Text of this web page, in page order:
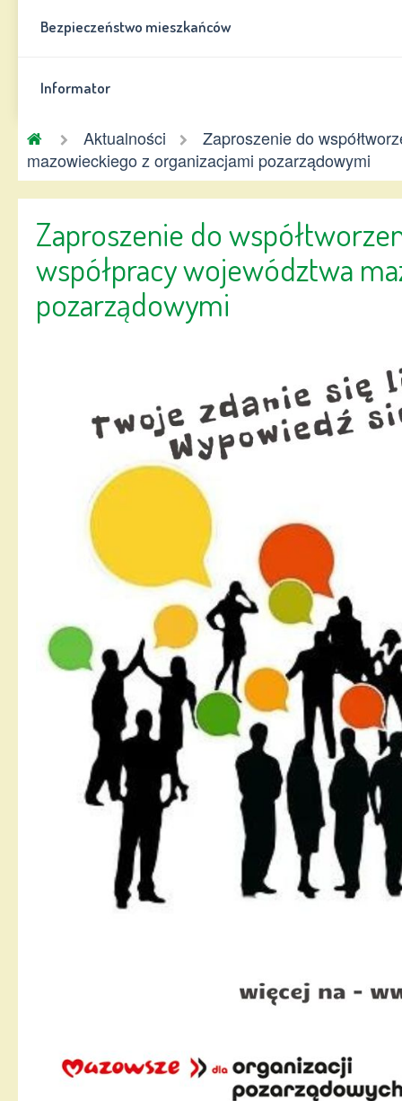
Bezpieczeństwo mieszkańców
Informator
Gmina
Chynów
Aktualności
Zaproszenie do
mazowieckiego z organizacjami pozarządowymi
Zaproszenie do
współpracy województwa
pozarządowymi